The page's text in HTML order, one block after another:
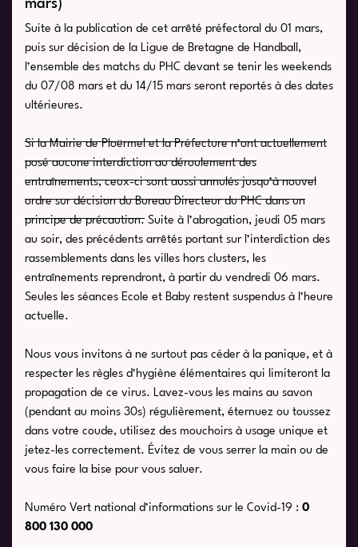
Suite à la publication de cet arrêté préfectoral du 01 mars,
puis sur décision de la Ligue de Bretagne de Handball,
l’ensemble des matchs du PHC devant se tenir les weekends
du 07/08 mars et du 14/15 mars seront reportés à des dates
ultérieures.
Si la Mairie de Ploërmel et la Préfecture n’ont actuellement
posé aucune interdiction au déroulement des
entraînements, ceux-ci sont aussi annulés jusqu’à nouvel
ordre sur décision du Bureau Directeur du PHC dans un
principe de précaution.Suite à l’abrogation, jeudi 05 mars
au soir, des précédents arrêtés portant sur l’interdiction des
rassemblements dans les villes hors clusters, les
entraînements reprendront, à partir du vendredi 06 mars.
Seules les séances Ecole et Baby restent suspendus à l’heure
actuelle.
Nous vous invitons à ne surtout pas céder à la panique, et à
respecter les règles d’hygiène élémentaires qui limiteront la
propagation de ce virus. Lavez-vous les mains au savon
(pendant au moins 30s) régulièrement, éternuez ou toussez
dans votre coude, utilisez des mouchoirs à usage unique et
jetez-les correctement. Évitez de vous serrer la main ou de
vous faire la bise pour vous saluer.
Numéro Vert national d’informations sur le Covid-19 :0
800 130 000